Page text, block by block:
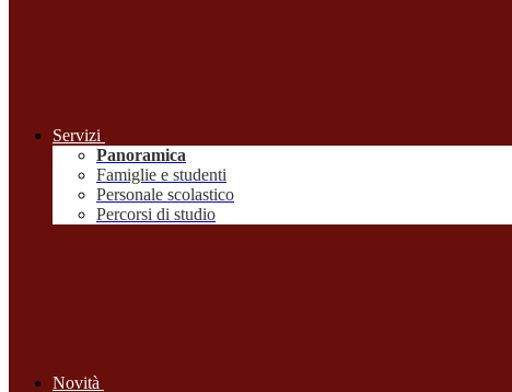
Servizi
Panoramica
Famiglie e studenti
Personale scolastico
Percorsi di studio
Novità